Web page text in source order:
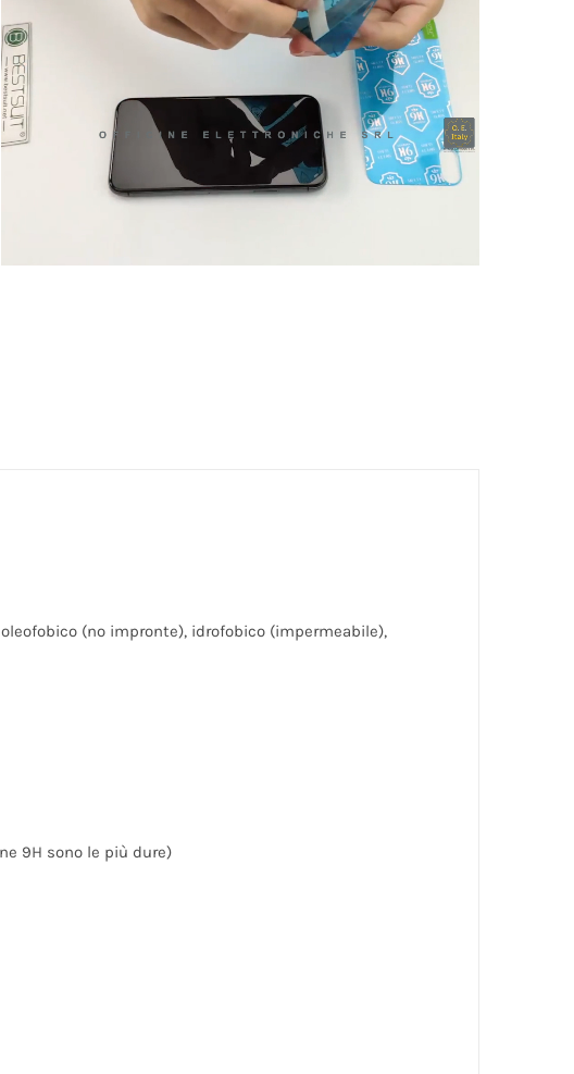
(no impronte), idrofobico (impermeabile),
9H sono le più dure)